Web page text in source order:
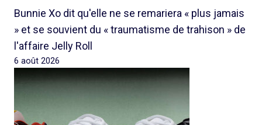
Bunnie Xo dit qu'elle ne se remariera « plus jamais
» et se souvient du « traumatisme de trahison » de
l'affaire Jelly Roll
6 août 2026